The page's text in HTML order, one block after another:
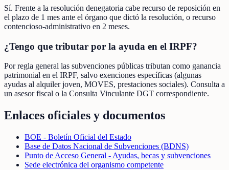
Sí. Frente a la resolución denegatoria cabe recurso de reposición en
el plazo de 1 mes ante el órgano que dictó la resolución, o recurso
contencioso-administrativo en 2 meses.
¿Tengo que tributar por la ayuda en el IRPF?
Por regla general las subvenciones públicas tributan como ganancia
patrimonial en el IRPF, salvo exenciones específicas (algunas
ayudas al alquiler joven, MOVES, prestaciones sociales). Consulta a
un asesor fiscal o la Consulta Vinculante DGT correspondiente.
Enlaces oficiales y documentos
BOE - Boletín Oficial del Estado
Base de Datos Nacional de Subvenciones (BDNS)
Punto de Acceso General - Ayudas, becas y subvenciones
Sede electrónica del organismo competente